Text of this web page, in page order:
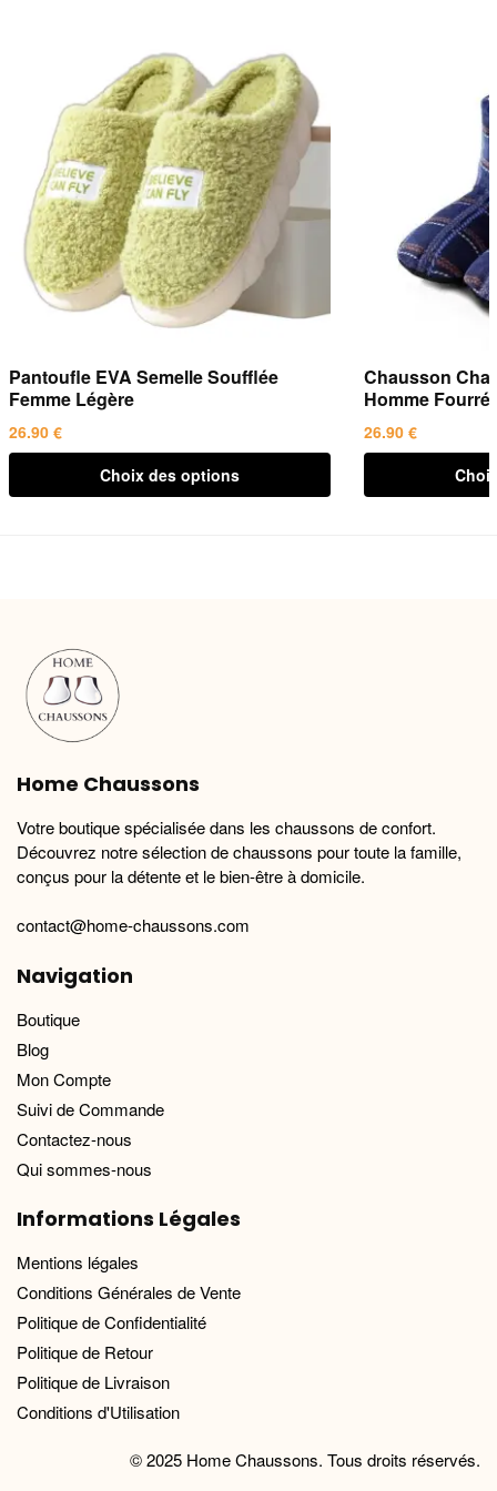
Pantoufle EVA Semelle Soufflée
Femme Légère
26.90 €
Choix des options
produit
peuvent
être
choisies
page
produit
Chausson
Homme Fourré
26.90 €
produit
produit
Home Chaussons
Votre boutique spécialisée dans les chaussons de confort.
Découvrez notre sélection de chaussons pour toute la famille,
conçus pour la détente et le bien-être à domicile.
contact@home-chaussons.com
Navigation
Boutique
Blog
Mon Compte
Suivi de Commande
Contactez-nous
Qui sommes-nous
Informations Légales
Mentions légales
Conditions Générales de Vente
Politique de Confidentialité
Politique de Retour
Politique de Livraison
Conditions d'Utilisation
© 2025 Home Chaussons. Tous droits réservés.